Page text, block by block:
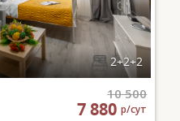
2+2+2
10 500
7 880р/сут